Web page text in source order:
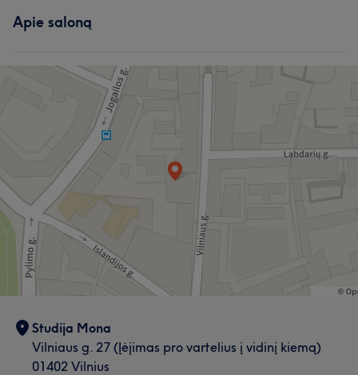
Mūsų klientų nuomonė apie darbuotoją: Simona
Paslaugos
Nagai
Darbų galerija
Darbų galerija
Apie saloną
Studija Mona
Vilniaus g. 27 (Įėjimas pro vartelius į vidinį kiemą)
01402 Vilnius